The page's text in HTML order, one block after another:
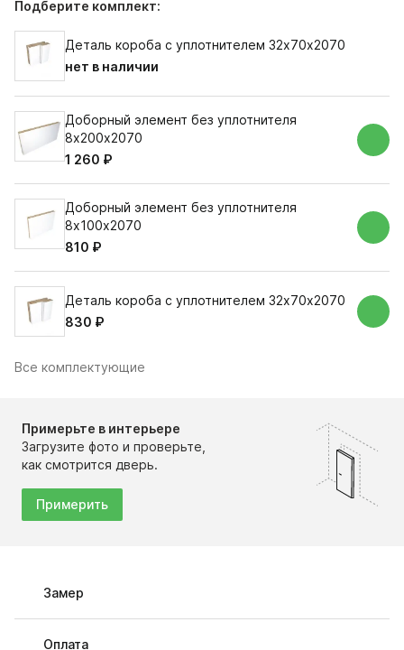
Подберите комплект:
Деталь короба с уплотнителем 32х70х2070
нет в наличии
Доборный элемент без уплотнителя
8х200х2070
1 260 ₽
Доборный элемент без уплотнителя
8х100х2070
810 ₽
Деталь короба с уплотнителем 32х70х2070
830 ₽
Все комплектующие
Примерьте в интерьере
Загрузите фото и проверьте,
как смотрится дверь.
Примерить
Замер
Оплата